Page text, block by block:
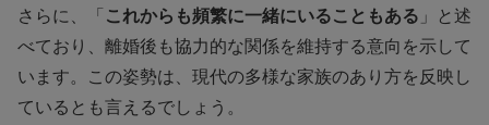
さらに、「 これからも頻繁に一緒にいることもある 」と述
べており、離婚後も協力的な関係を維持する意向を示して
います。この姿勢は、現代の多様な家族のあり方を反映し
ているとも言えるでしょう。